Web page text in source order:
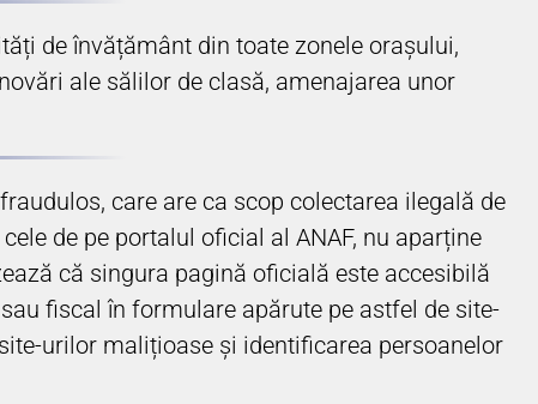
de învățământ din toate zonele orașului,
ale sălilor de clasă, amenajarea unor
care are ca scop colectarea ilegală de
de pe portalul oficial al ANAF, nu aparține
că singura pagină oficială este accesibilă
fiscal în formulare apărute pe astfel de site-
urilor malițioase și identificarea persoanelor